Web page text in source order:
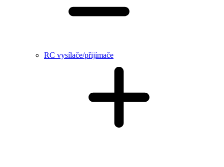
RC vysílače/přijímače